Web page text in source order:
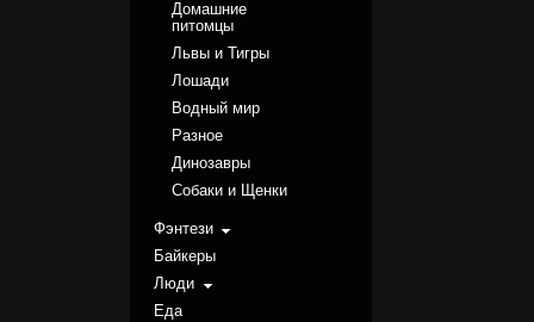
Домашние
питомцы
Львы и Тигры
Лошади
Водный мир
Разное
Динозавры
Собаки и Щенки
Фэнтези
Байкеры
Люди
Еда